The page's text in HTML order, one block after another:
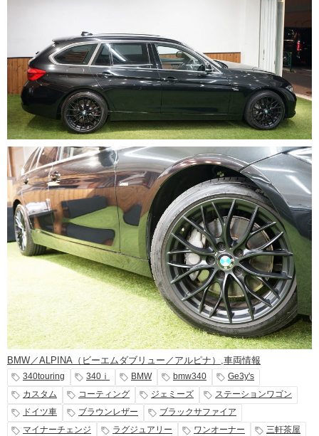
BMW／ALPINA（ビーエムダブリュー／アルピナ） ,車両情報
340touring 340ⅰ BMW bmw340
Ge3y's
カスタム
コーティング ジェミーズ
ステーションワゴン
ドイツ車
ブラウンレザー
ブラックサファイア
マイナーチェンジ
ラグジュアリー ワンオーナー
三軒茶屋